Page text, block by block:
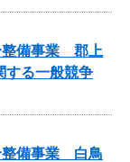
整備事業 郡上
る一般競争
整備事業 白鳥